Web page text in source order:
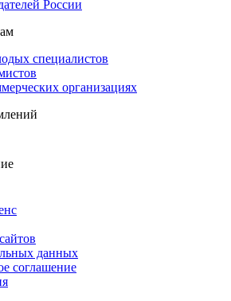
России
специалистов
организациях
данных
соглашение